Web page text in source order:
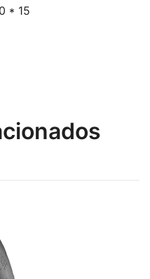
* 15